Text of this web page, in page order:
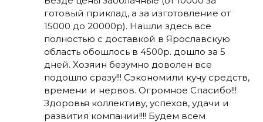
готовый приклад, а за изготовление от
15000 до 20000р). Нашли здесь все
полностью с доставкой в Ярославскую
область обошлось в 4500р. дошло за 5
дней. Хозяин безумно доволен все
подошло сразу!!! Сэкономили кучу средств,
времени и нервов. Огромное Спасибо!!!
Здоровья коллективу, успехов, удачи и
развития компании!!!! Будем всем